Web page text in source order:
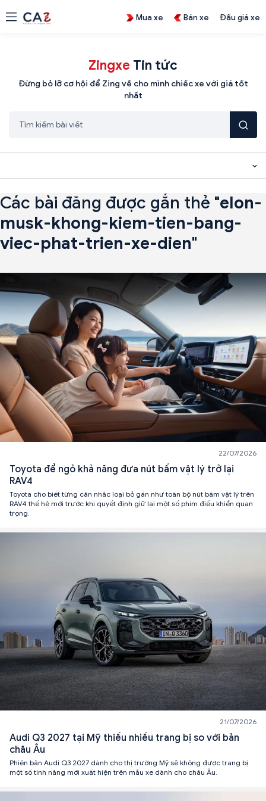
Mua xe Bán xe Đấu giá xe
Zingxe Tin tức
Đừng bỏ lỡ cơ hội để Zing về cho mình chiếc xe với giá tốt
nhất
Các bài đăng được gắn thẻ "elon-
musk-khong-kiem-tien-bang-
viec-phat-trien-xe-dien"
22/07/2026
Toyota để ngỏ khả năng đưa nút bấm vật lý trở lại
RAV4
Toyota cho biết từng cân nhắc loại bỏ gần như toàn bộ nút bấm vật lý trên
RAV4 thế hệ mới trước khi quyết định giữ lại một số phím điều khiển quan
trọng.
21/07/2026
Audi Q3 2027 tại Mỹ thiếu nhiều trang bị so với bản
châu Âu
Phiên bản Audi Q3 2027 dành cho thị trường Mỹ sẽ không được trang bị
một số tính năng mới xuất hiện trên mẫu xe dành cho châu Âu.